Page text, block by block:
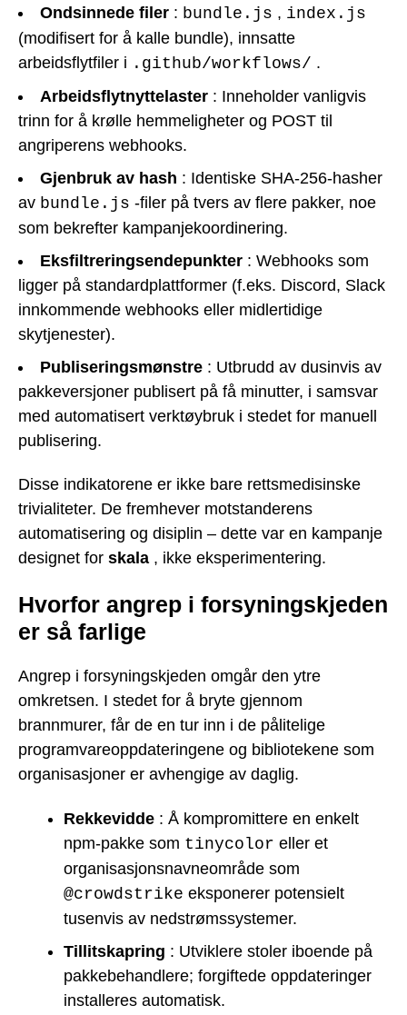
Ondsinnede filer : bundle.js , index.js
(modifisert for å kalle bundle), innsatte
arbeidsflytfiler i .github/workflows/ .
Arbeidsflytnyttelaster : Inneholder vanligvis
trinn for å krølle hemmeligheter og POST til
angriperens webhooks.
Gjenbruk av hash : Identiske SHA-256-hasher
av bundle.js -filer på tvers av flere pakker, noe
som bekrefter kampanjekoordinering.
Eksfiltreringsendepunkter : Webhooks som
ligger på standardplattformer (f.eks. Discord, Slack
innkommende webhooks eller midlertidige
skytjenester).
Publiseringsmønstre : Utbrudd av dusinvis av
pakkeversjoner publisert på få minutter, i samsvar
med automatisert verktøybruk i stedet for manuell
publisering.
Disse indikatorene er ikke bare rettsmedisinske
trivialiteter. De fremhever motstanderens
automatisering og disiplin – dette var en kampanje
designet for skala , ikke eksperimentering.
Hvorfor angrep i forsyningskjeden
er så farlige
Angrep i forsyningskjeden omgår den ytre
omkretsen. I stedet for å bryte gjennom
brannmurer, får de en tur inn i de pålitelige
programvareoppdateringene og bibliotekene som
organisasjoner er avhengige av daglig.
Rekkevidde : Å kompromittere en enkelt
npm-pakke som tinycolor eller et
organisasjonsnavneområde som
@crowdstrike eksponerer potensielt
tusenvis av nedstrømssystemer.
Tillitskapring : Utviklere stoler iboende på
pakkebehandlere; forgiftede oppdateringer
installeres automatisk.